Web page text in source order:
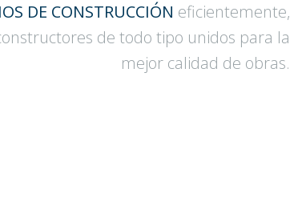
DE CONSTRUCCIÓN eficientemente,
de todo tipo unidos para la
mejor calidad de obras.